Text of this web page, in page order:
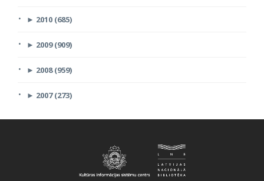
► 2010 (685)
► 2009 (909)
► 2008 (959)
► 2007 (273)